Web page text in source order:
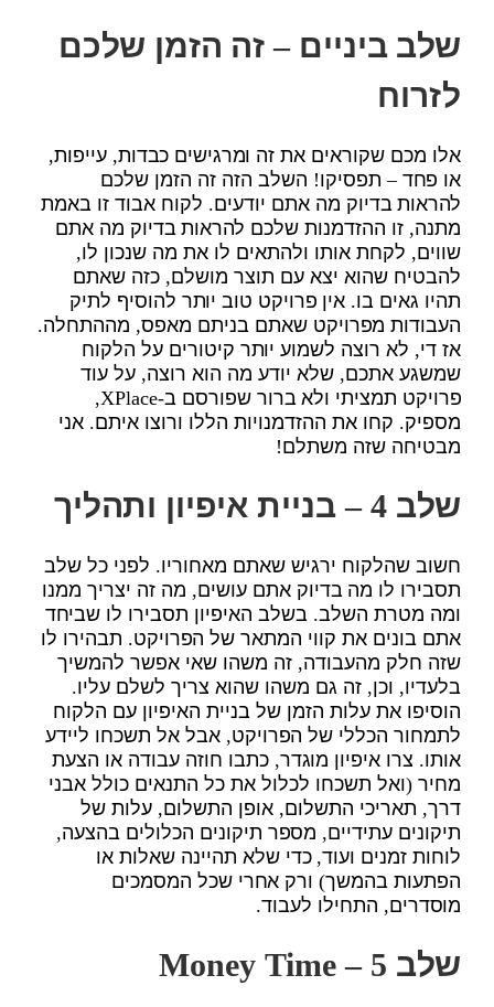
שלב ביניים – זה הזמן שלכם
לזרוח
אלו מכם שקוראים את זה ומרגישים כבדות, עייפות,
או פחד – תפסיקו! השלב הזה זה הזמן שלכם
להראות בדיוק מה אתם יודעים. לקוח אבוד זו באמת
מתנה, זו ההזדמנות שלכם להראות בדיוק מה אתם
שווים, לקחת אותו ולהתאים לו את מה שנכון לו,
להבטיח שהוא יצא עם תוצר מושלם, כזה שאתם
תהיו גאים בו. אין פרויקט טוב יותר להוסיף לתיק
העבודות מפרויקט שאתם בניתם מאפס, מההתחלה.
אז די, לא רוצה לשמוע יותר קיטורים על הלקוח
שמשגע אתכם, שלא יודע מה הוא רוצה, על עוד
פרויקט תמציתי ולא ברור שפורסם ב-XPlace,
מספיק. קחו את ההזדמנויות הללו ורוצו איתם. אני
מבטיחה שזה משתלם!
שלב 4 – בניית איפיון ותהליך
חשוב שהלקוח ירגיש שאתם מאחוריו. לפני כל שלב
תסבירו לו מה בדיוק אתם עושים, מה זה יצריך ממנו
ומה מטרת השלב. בשלב האיפיון תסבירו לו שביחד
אתם בונים את קווי המתאר של הפרויקט. תבהירו לו
שזה חלק מהעבודה, זה משהו שאי אפשר להמשיך
בלעדיו, וכן, זה גם משהו שהוא צריך לשלם עליו.
הוסיפו את עלות הזמן של בניית האיפיון עם הלקוח
לתמחור הכללי של הפרויקט, אבל אל תשכחו ליידע
אותו. צרו איפיון מוגדר, כתבו חוזה עבודה או הצעת
מחיר (ואל תשכחו לכלול את כל התנאים כולל אבני
דרך, תאריכי התשלום, אופן התשלום, עלות של
תיקונים עתידיים, מספר תיקונים הכלולים בהצעה,
לוחות זמנים ועוד, כדי שלא תהיינה שאלות או
הפתעות בהמשך) ורק אחרי שכל המסמכים
מוסדרים, התחילו לעבוד.
שלב 5 – Money Time